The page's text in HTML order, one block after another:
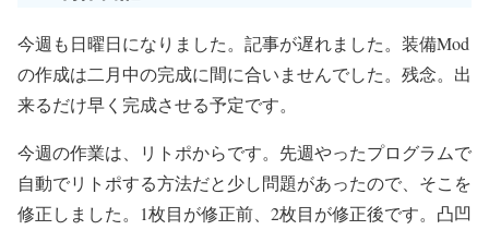
今週も日曜日になりました。記事が遅れました。装備Mod
の作成は二月中の完成に間に合いませんでした。残念。出
来るだけ早く完成させる予定です。
今週の作業は、リトポからです。先週やったプログラムで
自動でリトポする方法だと少し問題があったので、そこを
修正しました。1枚目が修正前、2枚目が修正後です。凸凹